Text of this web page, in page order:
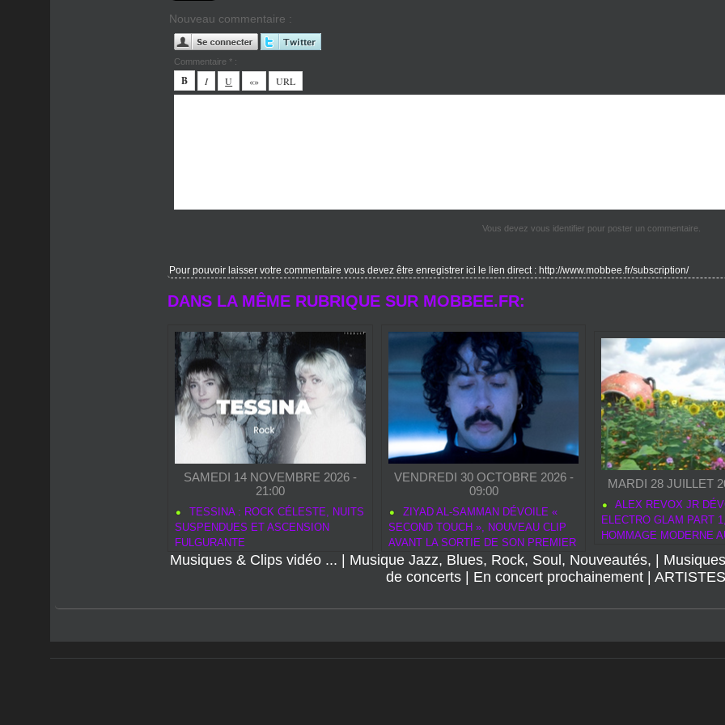
Nouveau commentaire :
Commentaire * :
Vous devez vous identifier pour poster un commentaire.
Pour pouvoir laisser votre commentaire vous devez être enregistrer ici le lien direct : http://www.mobbee.fr/subscription/
DANS LA MÊME RUBRIQUE SUR MOBBEE.FR:
SAMEDI 14 NOVEMBRE 2026 -
21:00
TESSINA : ROCK CÉLESTE, NUITS
SUSPENDUES ET ASCENSION
FULGURANTE
VENDREDI 30 OCTOBRE 2026 -
09:00
ZIYAD AL‑SAMMAN DÉVOILE «
SECOND TOUCH », NOUVEAU CLIP
AVANT LA SORTIE DE SON PREMIER
ALBUM ELASTIC
MARDI 28 JUILLET
ALEX REVOX JR
ELECTRO GLAM PART
HOMMAGE MODERNE
Musiques & Clips vidéo ... Musique Jazz, Blues, Rock, Soul, Nouveautés,
de concerts
En concert prochainement ARTISTES